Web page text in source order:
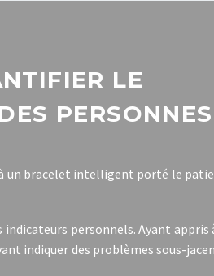
LE
un bracelet intelligent porté le
personnels. Ayant appris
indiquer des problèmes sous-